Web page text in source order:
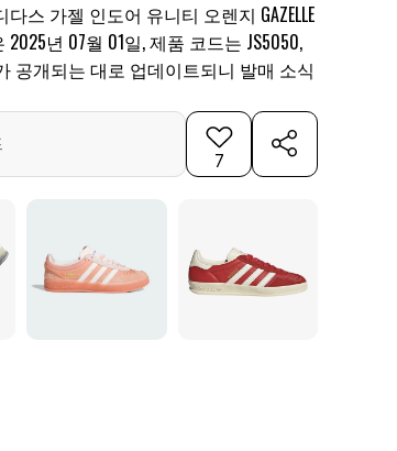
스 가젤 인도어 유니티 오렌지 GAZELLE
년 07월 01일, 제품 코드는 JS5050,
공개되는 대로 업데이트되니 발매 소식
7